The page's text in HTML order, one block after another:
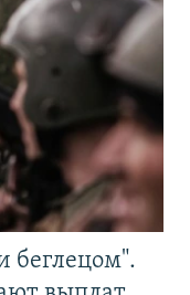
беглецом".